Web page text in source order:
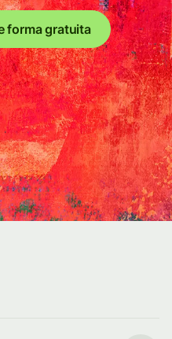
forma gratuita